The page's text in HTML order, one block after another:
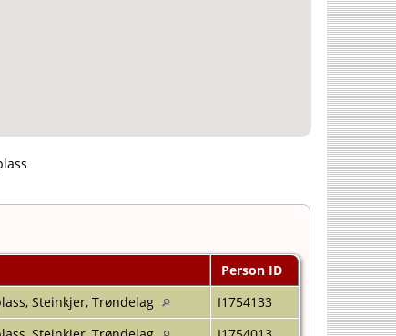
Person ID
Steinkjer, Trøndelag
I1754133